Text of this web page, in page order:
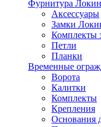
Фурнитура
Аксессуары
Замки
Комплекты
Петли
Планки
Временные
Ворота
Калитки
Комплекты
Крепления
Основания